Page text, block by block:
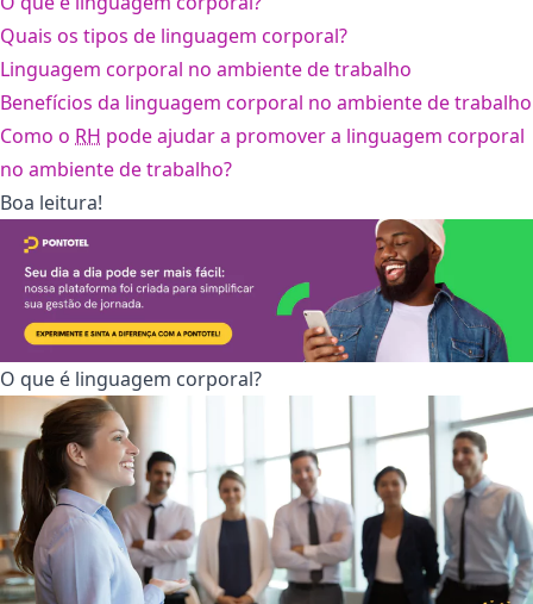
Quais os tipos de linguagem corporal?
Linguagem corporal no ambiente de trabalho
Benefícios da linguagem corporal no ambiente de trabalho
Como o RH pode ajudar a promover a linguagem corporal
no ambiente de trabalho?
Boa leitura!
O que é linguagem corporal?